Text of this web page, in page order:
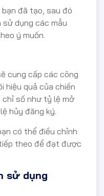
đã tạo, sau đó
sử dụng các mẫu
ý muốn.
cung cấp các công
hiệu quả của chiến
chỉ số như tỷ lệ mở
hủy đăng ký.
có thể điều chỉnh
theo để đạt được
sử dụng